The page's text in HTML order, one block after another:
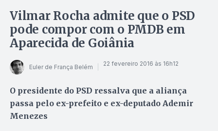
Vilmar Rocha admite que o PSD
pode compor com o PMDB em
Aparecida de Goiânia
Euler de França Belém 22 fevereiro 2016 às 16h12
O presidente do PSD ressalva que a aliança
passa pelo ex-prefeito e ex-deputado Ademir
Menezes